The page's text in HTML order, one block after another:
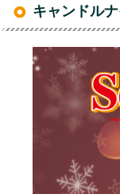
キャンドル